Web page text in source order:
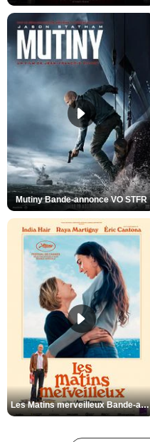
Mutiny Bande-annonce VO STFR
Les Matins merveilleux Bande-annonce VF